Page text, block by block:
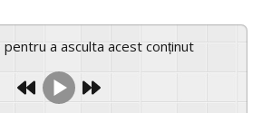
pentru a asculta acest conținut